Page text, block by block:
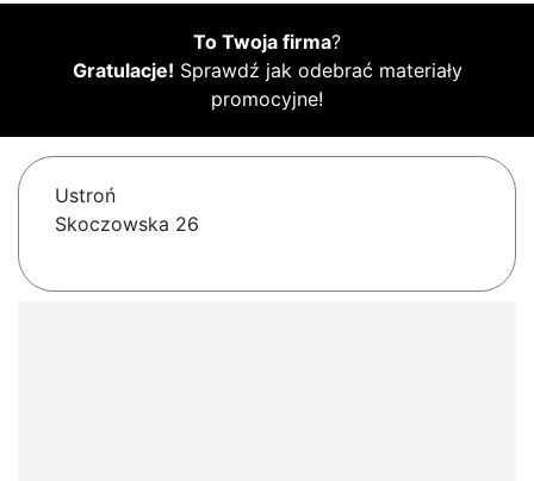
To Twoja firma?
Gratulacje! Sprawdź jak odebrać materiały
promocyjne!
Ustroń
Skoczowska 26